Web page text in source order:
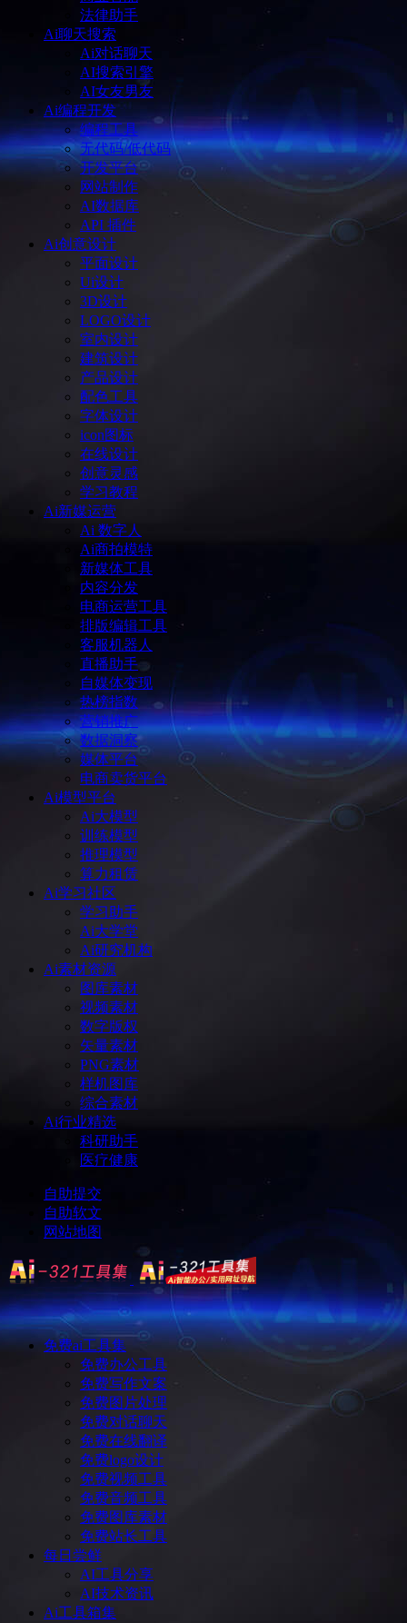
法律助手
Ai聊天搜索
Ai对话聊天
AI搜索引擎
AI女友男友
Ai编程开发
编程工具
无代码/低代码
开发平台
网站制作
AI数据库
API 插件
Ai创意设计
平面设计
Ui设计
3D设计
LOGO设计
室内设计
建筑设计
产品设计
配色工具
字体设计
icon图标
在线设计
创意灵感
学习教程
Ai新媒运营
Ai 数字人
Ai商拍模特
新媒体工具
内容分发
电商运营工具
排版编辑工具
客服机器人
直播助手
自媒体变现
热榜指数
营销推广
数据洞察
媒体平台
电商卖货平台
Ai模型平台
Ai大模型
训练模型
推理模型
算力租赁
Ai学习社区
学习助手
Ai大学堂
Ai研究机构
Ai素材资源
图库素材
视频素材
数字版权
矢量素材
PNG素材
样机图库
综合素材
Ai行业精选
科研助手
医疗健康
自助提交
自助软文
网站地图
免费ai工具集
免费办公工具
免费写作文案
免费图片处理
免费对话聊天
免费在线翻译
免费logo设计
免费视频工具
免费音频工具
免费图库素材
免费站长工具
每日尝鲜
AI工具分享
AI技术资讯
Ai工具箱集